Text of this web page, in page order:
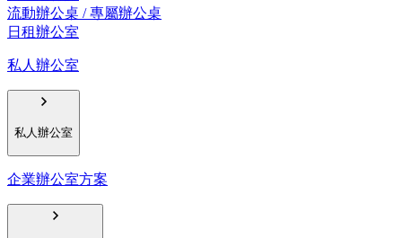
流動辦公桌 / 專屬辦公桌
日租辦公室
私人辦公室
私人辦公室
企業辦公室方案